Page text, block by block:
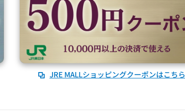
JRE MALLショッピングクーポンはこちら